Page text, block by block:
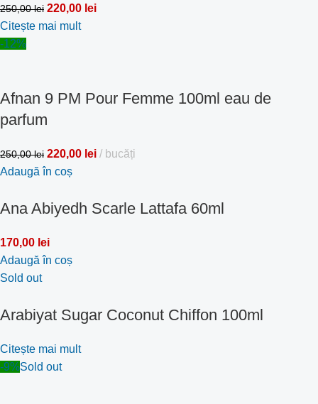
250,00lei 220,00 lei
Citește mai mult
-12%
Afnan 9 PM Pour Femme 100ml eau de
parfum
250,00lei 220,00 lei
bucăți
Adaugă în coș
Ana Abiyedh Scarle Lattafa 60ml
170,00 lei
Adaugă în coș
Sold out
Arabiyat Sugar Coconut Chiffon 100ml
Citește mai mult
-9%Sold out